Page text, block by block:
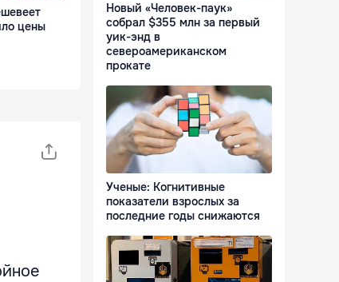
цены
Новый «Человек-паук»
собрал $355 млн за первый
уик-энд в
североамериканском
прокате
Ученые: Когнитивные
показатели взрослых за
последние годы снижаются